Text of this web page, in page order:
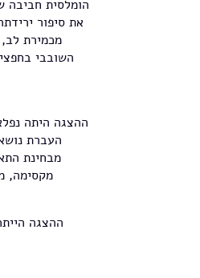
הומלסית חביבה
את סיפור
מכמירת
השובבי
ההצגה היתה
העברת
מבחינת
מקסימה,
ההצגה